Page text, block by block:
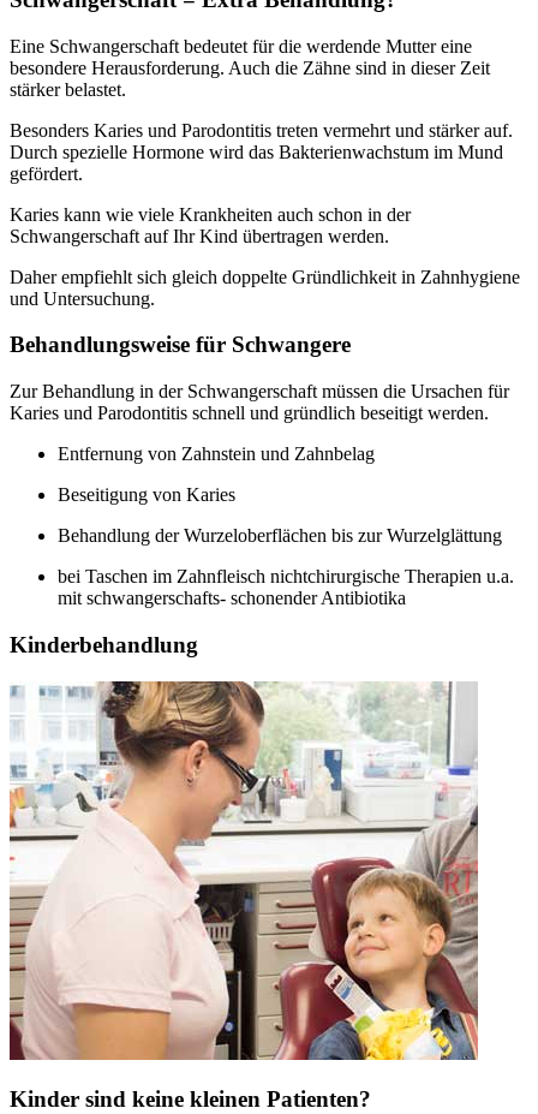
Eine Schwangerschaft bedeutet für die werdende Mutter eine
besondere Herausforderung. Auch die Zähne sind in dieser Zeit
stärker belastet.
Besonders Karies und Parodontitis treten vermehrt und stärker auf.
Durch spezielle Hormone wird das Bakterienwachstum im Mund
gefördert.
Karies kann wie viele Krankheiten auch schon in der
Schwangerschaft auf Ihr Kind übertragen werden.
Daher empfiehlt sich gleich doppelte Gründlichkeit in Zahnhygiene
und Untersuchung.
Behandlungsweise für Schwangere
Zur Behandlung in der Schwangerschaft müssen die Ursachen für
Karies und Parodontitis schnell und gründlich beseitigt werden.
Entfernung von Zahnstein und Zahnbelag
Beseitigung von Karies
Behandlung der Wurzeloberflächen bis zur Wurzelglättung
bei Taschen im Zahnfleisch nichtchirurgische Therapien u.a.
mit schwangerschafts- schonender Antibiotika
Kinderbehandlung
Kinder sind keine kleinen Patienten?